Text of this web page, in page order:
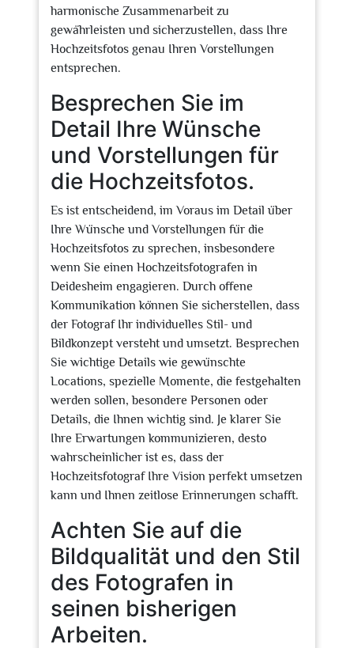
harmonische Zusammenarbeit zu
gewährleisten und sicherzustellen, dass Ihre
Hochzeitsfotos genau Ihren Vorstellungen
entsprechen.
Besprechen Sie im
Detail Ihre Wünsche
und Vorstellungen für
die Hochzeitsfotos.
Es ist entscheidend, im Voraus im Detail über
Ihre Wünsche und Vorstellungen für die
Hochzeitsfotos zu sprechen, insbesondere
wenn Sie einen Hochzeitsfotografen in
Deidesheim engagieren. Durch offene
Kommunikation können Sie sicherstellen, dass
der Fotograf Ihr individuelles Stil- und
Bildkonzept versteht und umsetzt. Besprechen
Sie wichtige Details wie gewünschte
Locations, spezielle Momente, die festgehalten
werden sollen, besondere Personen oder
Details, die Ihnen wichtig sind. Je klarer Sie
Ihre Erwartungen kommunizieren, desto
wahrscheinlicher ist es, dass der
Hochzeitsfotograf Ihre Vision perfekt umsetzen
kann und Ihnen zeitlose Erinnerungen schafft.
Achten Sie auf die
Bildqualität und den Stil
des Fotografen in
seinen bisherigen
Arbeiten.